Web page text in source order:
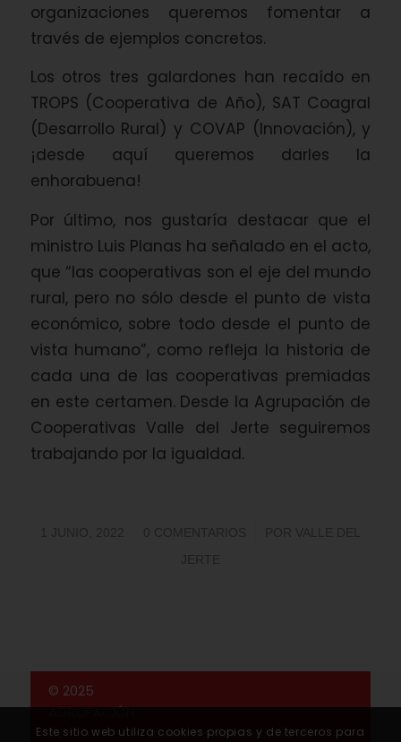
organizaciones queremos fomentar a
través de ejemplos concretos.
Los otros tres galardones han recaído en
TROPS (Cooperativa de Año), SAT Coagral
(Desarrollo Rural) y COVAP (Innovación), y
¡desde aquí queremos darles la
enhorabuena!
Por último, nos gustaría destacar que el
ministro Luis Planas ha señalado en el acto,
que “las cooperativas son el eje del mundo
rural, pero no sólo desde el punto de vista
económico, sobre todo desde el punto de
vista humano”, como refleja la historia de
cada una de las cooperativas premiadas
en este certamen. Desde la Agrupación de
Cooperativas Valle del Jerte seguiremos
trabajando por la igualdad.
© 2025
AGRUPACIÓN
DE
Aviso|Codiciones |Canal
Este sitio web utiliza cookies propias y de terceros para